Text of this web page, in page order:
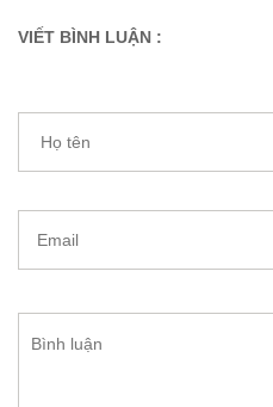
VIẾT BÌNH LUẬN :